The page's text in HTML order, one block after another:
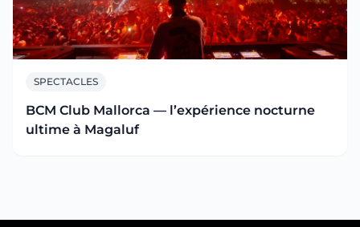
SPECTACLES
BCM Club Mallorca — l’expérience nocturne
ultime à Magaluf